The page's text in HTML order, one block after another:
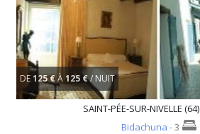
DE125 €À125 €/ NUIT
SAINT-PÉE-SUR-NIVELLE (64)
Bidachuna - 3